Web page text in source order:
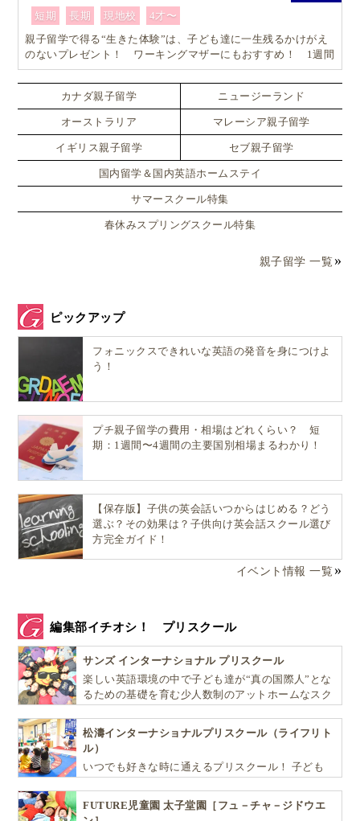
短期 長期 現地校
4才〜
親子留学で得る“生きた体験”は、子ども達に一生残るかけがえ
のないプレゼント！ ワーキングマザーにもおすすめ！ 1週間
からはじめるオーストラリア親子留学
カナダ親子留学 ニュージーランド
オーストラリア マレーシア親子留学
イギリス親子留学 セブ親子留学
国内留学＆国内英語ホームステイ
サマースクール特集
春休みスプリングスクール特集
親子留学 一覧
ピックアップ
フォニックスできれいな英語の発音を身につけよ
う！
プチ親子留学の費用・相場はどれくらい？ 短
期：1週間〜4週間の主要国別相場まるわかり！
【保存版】子供の英会話いつからはじめる？どう
選ぶ？その効果は？子供向け英会話スクール選び
方完全ガイド！
イベント情報 一覧
編集部イチオシ！ プリスクール
サンズ インターナショナル プリスクール
楽しい英語環境の中で子ども達が“真の国際人”とな
るための基礎を育む少人数制のアットホームなスク
松濤インターナショナルプリスクール（ライフリト
ル）
いつでも好きな時に通えるプリスクール！ 子ども
自ら進んで学ぶこと、考える力を育みます
FUTURE児童園 太子堂園［フュ－チャ－ジドウエ